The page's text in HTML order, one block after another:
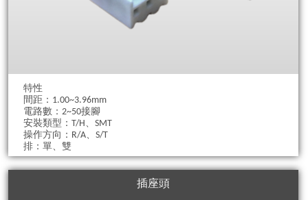
特性
間距：1.00~3.96mm
電路數：2~50接腳
安裝類型：T/H、SMT
操作方向：R/A、S/T
排：單、雙
插座頭